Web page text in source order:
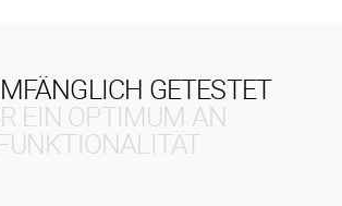
GETESTET
EIN OPTIMUM AN